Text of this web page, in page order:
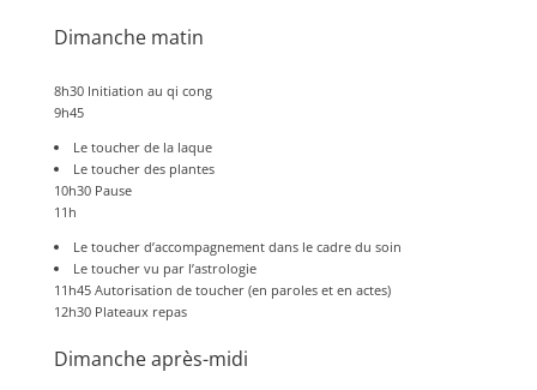
Dimanche matin
8h30 Initiation au qi cong
9h45
Le toucher de la laque
Le toucher des plantes
10h30 Pause
11h
Le toucher d’accompagnement dans le cadre du soin
Le toucher vu par l’astrologie
11h45 Autorisation de toucher (en paroles et en actes)
12h30 Plateaux repas
Dimanche après-midi